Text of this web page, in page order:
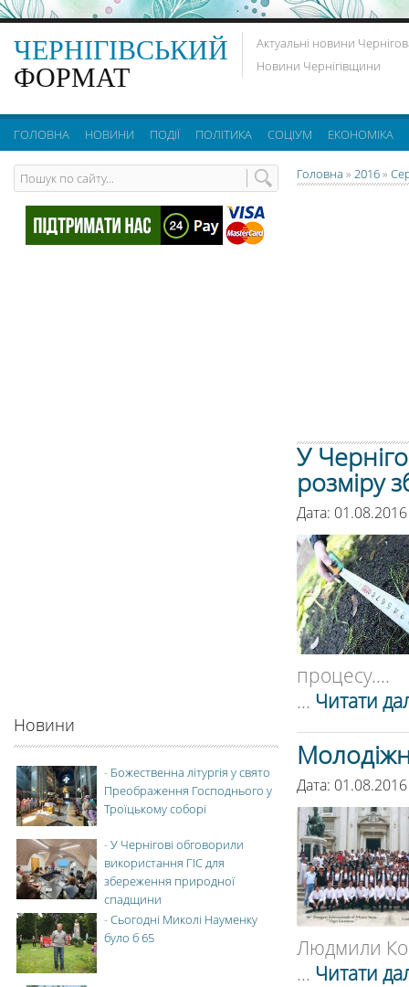
ЧЕРНІГІВСЬКИЙ
ФОРМАТ
Актуальні новини
Новини Чернігівщини
ГОЛОВНА НОВИНИ ПОДІЇ ПОЛІТИКА СОЦІУМ ЕКОНОМІКА
Головна » 2016»
У
розміру
Дата:
процесу....
... Читати
Дата:
Людмили
... Читати
Новини
- Божественна літургія у свято
Преображення Господнього у
Троїцькому соборі
-У Чернігові обговорили
використання ГІС для
збереження природної
спадщини
-Сьогодні Миколі Науменку
було б 65